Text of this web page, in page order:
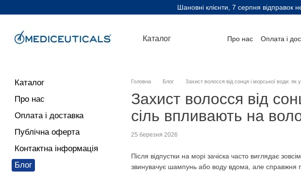
Шановні клієнти, 7 серпня відправок
Каталог Про нас Оплата і
Головна Блог Захист волосся від сонця і морської води: як
Захист волосся від
сіль впливають на
25 березня 2026
Після відпустки на морі зачіска часто виглядає
звинувачує шампунь або воду вдома, але справжня
Каталог
Про нас
Оплата і доставка
Публічна оферта
Контактна інформація
Блог